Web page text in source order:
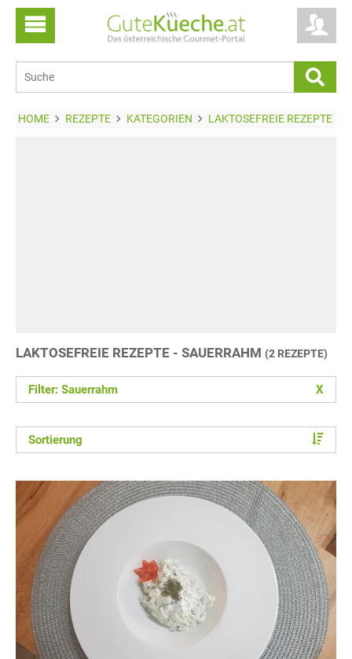
HOME REZEPTE KATEGORIEN LAKTOSEFREIE REZEPTE
LAKTOSEFREIE REZEPTE - SAUERRAHM (2 REZEPTE)
Filter: Sauerrahm X
Sortierung